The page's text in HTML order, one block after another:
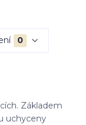
0
Základem
uchyceny